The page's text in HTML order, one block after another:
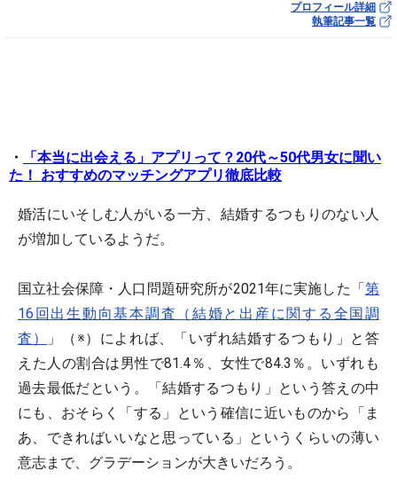
プロフィール詳細
執筆記事一覧
・
「本当に出会える」アプリって？20代～50代男女に聞い
た！ おすすめのマッチングアプリ徹底比較
婚活にいそしむ人がいる一方、結婚するつもりのない人
が増加しているようだ。
国立社会保障・人口問題研究所が2021年に実施した「第
16回出生動向基本調査（結婚と出産に関する全国調
査）
」（※）によれば、「いずれ結婚するつもり」と答
えた人の割合は男性で81.4％、女性で84.3％。いずれも
過去最低だという。「結婚するつもり」という答えの中
にも、おそらく「する」という確信に近いものから「ま
あ、できればいいなと思っている」というくらいの薄い
意志まで、グラデーションが大きいだろう。